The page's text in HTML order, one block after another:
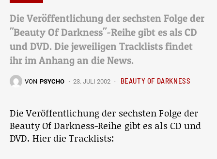
Die Veröffentlichung der sechsten Folge der
"Beauty Of Darkness"-Reihe gibt es als CD
und DVD. Die jeweiligen Tracklists findet
ihr im Anhang an die News.
VON PSYCHO 23. JULI 2002 BEAUTY OF DARKNESS
Die Veröffentlichung der sechsten Folge der
Beauty Of Darkness-Reihe gibt es als CD und
DVD. Hier die Tracklists: